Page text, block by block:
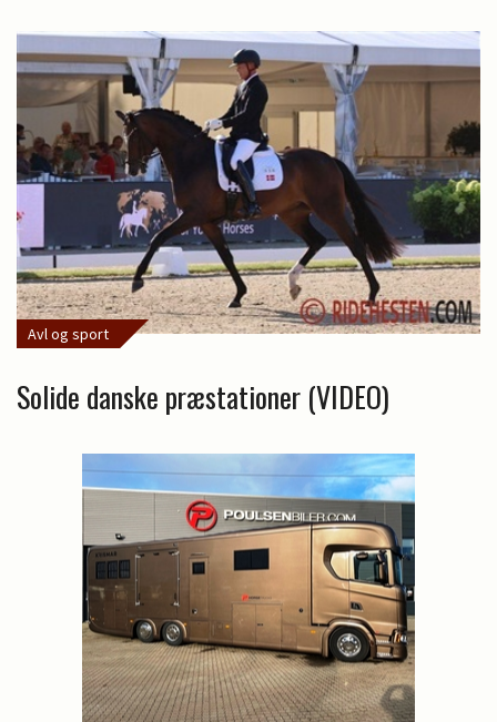
Avl og sport
Solide danske præstationer (VIDEO)